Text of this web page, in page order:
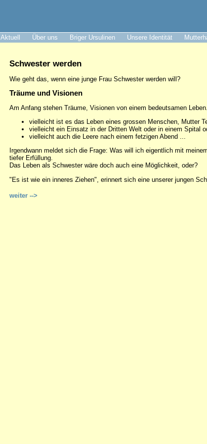
Aktuell Über uns Briger Ursulinen Unsere Identität
Schwester werden
Wie geht das, wenn eine junge Frau Schwester werden will?
Träume und Visionen
Am Anfang stehen Träume, Visionen von einem bedeutsamen Leben.
vielleicht ist es das Leben eines grossen Menschen, Mutter
vielleicht ein Einsatz in der Dritten Welt oder in einem Spital
vielleicht auch die Leere nach einem fetzigen Abend ...
Irgendwann meldet sich die Frage: Was will ich eigentlich mit
tiefer Erfüllung.
Das Leben als Schwester wäre doch auch eine Möglichkeit, oder?
"Es ist wie ein inneres Ziehen", erinnert sich eine unserer jungen
weiter -->